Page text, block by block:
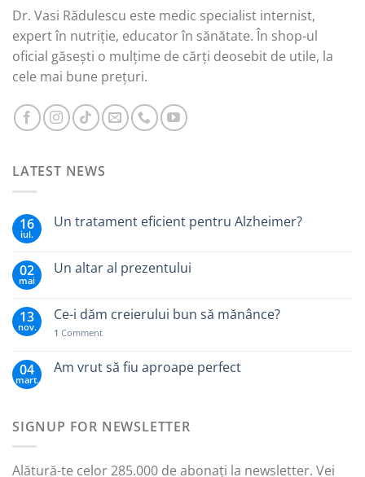
Dr. Vasi Rădulescu este medic specialist internist,
expert în nutriție, educator în sănătate. În shop-ul
oficial găsești o mulțime de cărți deosebit de utile, la
cele mai bune prețuri.
LATEST NEWS
16
iul.
Un tratament eficient pentru Alzheimer?
02
mai
Un altar al prezentului
13
nov.
Ce-i dăm creierului bun să mănânce?
1 Comment
04
mart.
Am vrut să fiu aproape perfect
SIGNUP FOR NEWSLETTER
Alătură-te celor 285.000 de abonați la newsletter. Vei